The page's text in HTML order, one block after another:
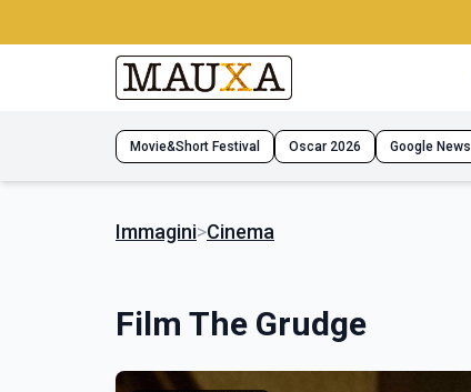
Movie&Short Festival Oscar 2026 Google News
Immagini>Cinema
Film The Grudge